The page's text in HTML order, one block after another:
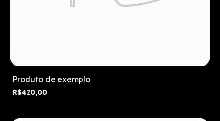
Produto de exemplo
R$420,00